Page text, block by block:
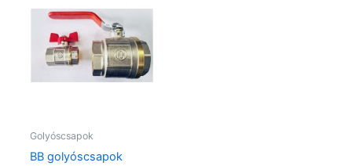
Golyóscsapok
BB golyóscsapok